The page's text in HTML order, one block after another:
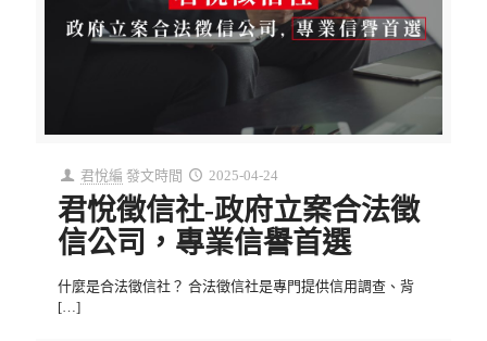
君悅編 發文時間 2025-04-24
君悅徵信社-政府立案合法徵
信公司，專業信譽首選
什麼是合法徵信社？ 合法徵信社是專門提供信用調查、背
[…]